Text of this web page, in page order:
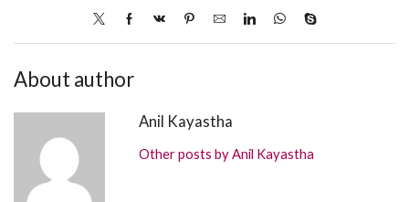
About author
Anil Kayastha
Other posts by Anil Kayastha